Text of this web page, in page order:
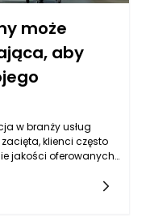
może
aby
w branży usług
klienci często
jakości oferowanych